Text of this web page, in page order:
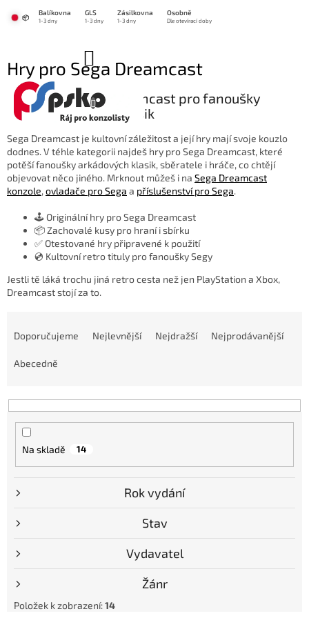
📦
Balíkovna GLS Zásilkovna Osobně
1-3 dny 1-3 dny 1-3 dny Dle otevírací doby
KOŠÍK
Hry pro Sega Dreamcast
🎮 Hry pro Sega Dreamcast pro fanoušky
originálních retro klasik
Sega Dreamcast je kultovní záležitost a její hry mají svoje kouzlo
dodnes. V téhle kategorii najdeš hry pro Sega Dreamcast, které
potěší fanoušky arkádových klasik, sběratele i hráče, co chtějí
objevovat něco jiného. Mrknout můžeš i na Sega Dreamcast
konzole,ovladače pro Sega a příslušenství pro Sega.
🕹️ Originální hry pro Sega Dreamcast
📦 Zachovalé kusy pro hraní i sbírku
✅ Otestované hry připravené k použití
💿 Kultovní retro tituly pro fanoušky Segy
Jestli tě láká trochu jiná retro cesta než jen PlayStation a Xbox,
Dreamcast stojí za to.
p
Doporučujeme Nejlevnější Nejdražší Nejprodávanější
Abecedně
Na skladě 14
Rok vydání
Stav
Vydavatel
Žánr
Položek k zobrazení:14